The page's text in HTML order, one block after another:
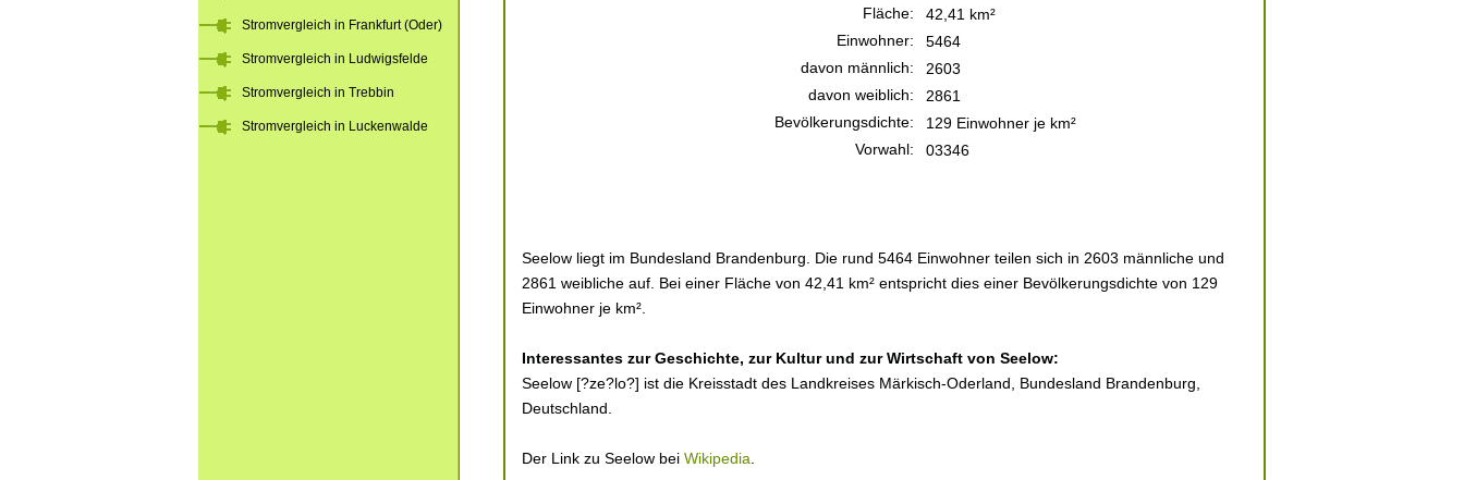
Fläche:
42,41 km²
Einwohner:
5464
davon männlich:
2603
davon weiblich:
2861
Bevölkerungsdichte:
129 Einwohner je km²
Vorwahl:
03346
Seelow liegt im Bundesland Brandenburg. Die rund 5464 Einwohner teilen sich in 2603 männliche und
2861 weibliche auf. Bei einer Fläche von 42,41 km² entspricht dies einer Bevölkerungsdichte von 129
Einwohner je km².
Interessantes zur Geschichte, zur Kultur und zur Wirtschaft von Seelow:
Seelow [?ze?lo?] ist die Kreisstadt des Landkreises Märkisch-Oderland, Bundesland Brandenburg,
Deutschland.
Der Link zu Seelow bei Wikipedia
Stromvergleich in Frankfurt (Oder)
Stromvergleich in Ludwigsfelde
Stromvergleich in Trebbin
Stromvergleich in Luckenwalde